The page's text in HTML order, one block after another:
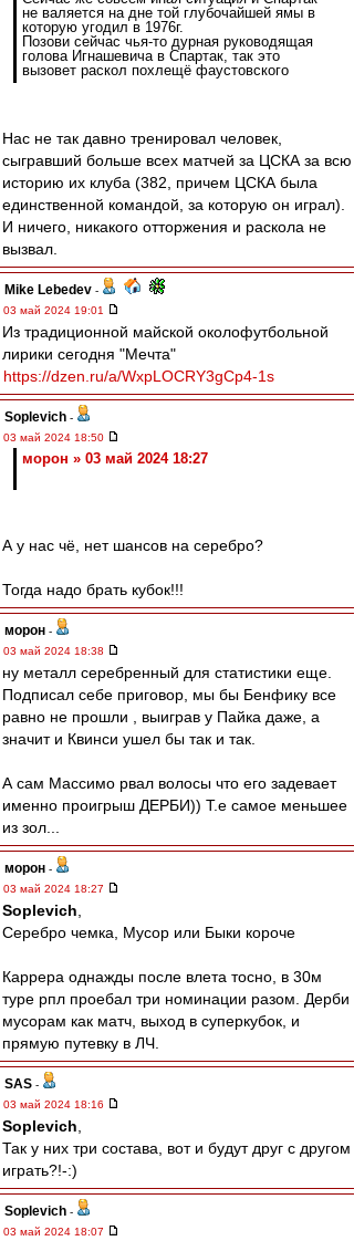
не валяется на дне той глубочайшей ямы в
которую угодил в 1976г.
Позови сейчас чья-то дурная руководящая
голова Игнашевича в Спартак, так это
вызовет раскол похлещё фаустовского
Нас не так давно тренировал человек,
сыгравший больше всех матчей за ЦСКА за всю
историю их клуба (382, причем ЦСКА была
единственной командой, за которую он играл).
И ничего, никакого отторжения и раскола не
вызвал.
Mike Lebedev -
03 май 2024 19:01
Из традиционной майской околофутбольной
лирики сегодня "Мечта"
https://dzen.ru/a/WxpLOCRY3gCp4-1s
Soplevich -
03 май 2024 18:50
морон » 03 май 2024 18:27
А у нас чё, нет шансов на серебро?
Тогда надо брать кубок!!!
морон -
03 май 2024 18:38
ну металл серебренный для статистики еще.
Подписал себе приговор, мы бы Бенфику все
равно не прошли , выиграв у Пайка даже, а
значит и Квинси ушел бы так и так.
А сам Массимо рвал волосы что его задевает
именно проигрыш ДЕРБИ)) Т.е самое меньшее
из зол...
морон -
03 май 2024 18:27
Soplevich
Серебро чемка, Мусор или Быки короче
Каррера однажды после влета тосно, в 30м
туре рпл проебал три номинации разом. Дерби
мусорам как матч, выход в суперкубок, и
прямую путевку в ЛЧ.
SAS -
03 май 2024 18:16
Soplevich
Так у них три состава, вот и будут друг с другом
играть?!-:)
Soplevich -
03 май 2024 18:07